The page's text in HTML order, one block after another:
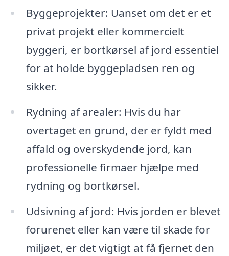
Byggeprojekter: Uanset om det er et
privat projekt eller kommercielt
byggeri, er bortkørsel af jord essentiel
for at holde byggepladsen ren og
sikker.
Rydning af arealer: Hvis du har
overtaget en grund, der er fyldt med
affald og overskydende jord, kan
professionelle firmaer hjælpe med
rydning og bortkørsel.
Udsivning af jord: Hvis jorden er blevet
forurenet eller kan være til skade for
miljøet, er det vigtigt at få fjernet den